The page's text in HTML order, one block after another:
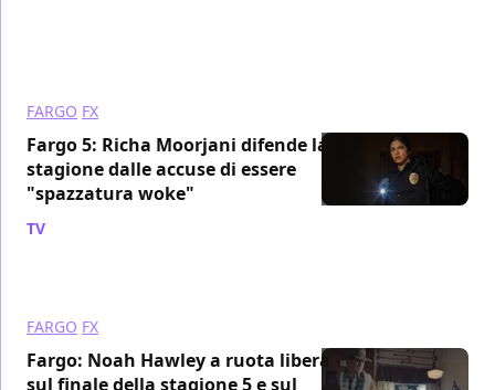
FARGO FX
Fargo 5: Richa Moorjani difende la
stagione dalle accuse di essere
"spazzatura woke"
TV
FARGO FX
Fargo: Noah Hawley a ruota libera
sul finale della stagione 5 e sul